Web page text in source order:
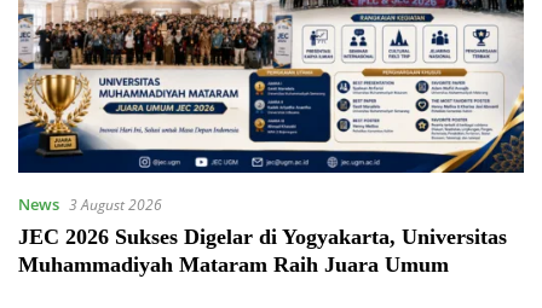
News 3 August 2026
JEC 2026 Sukses Digelar di Yogyakarta, Universitas
Muhammadiyah Mataram Raih Juara Umum